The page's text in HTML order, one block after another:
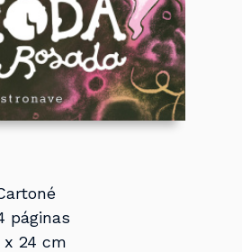
páginas
x 24 cm